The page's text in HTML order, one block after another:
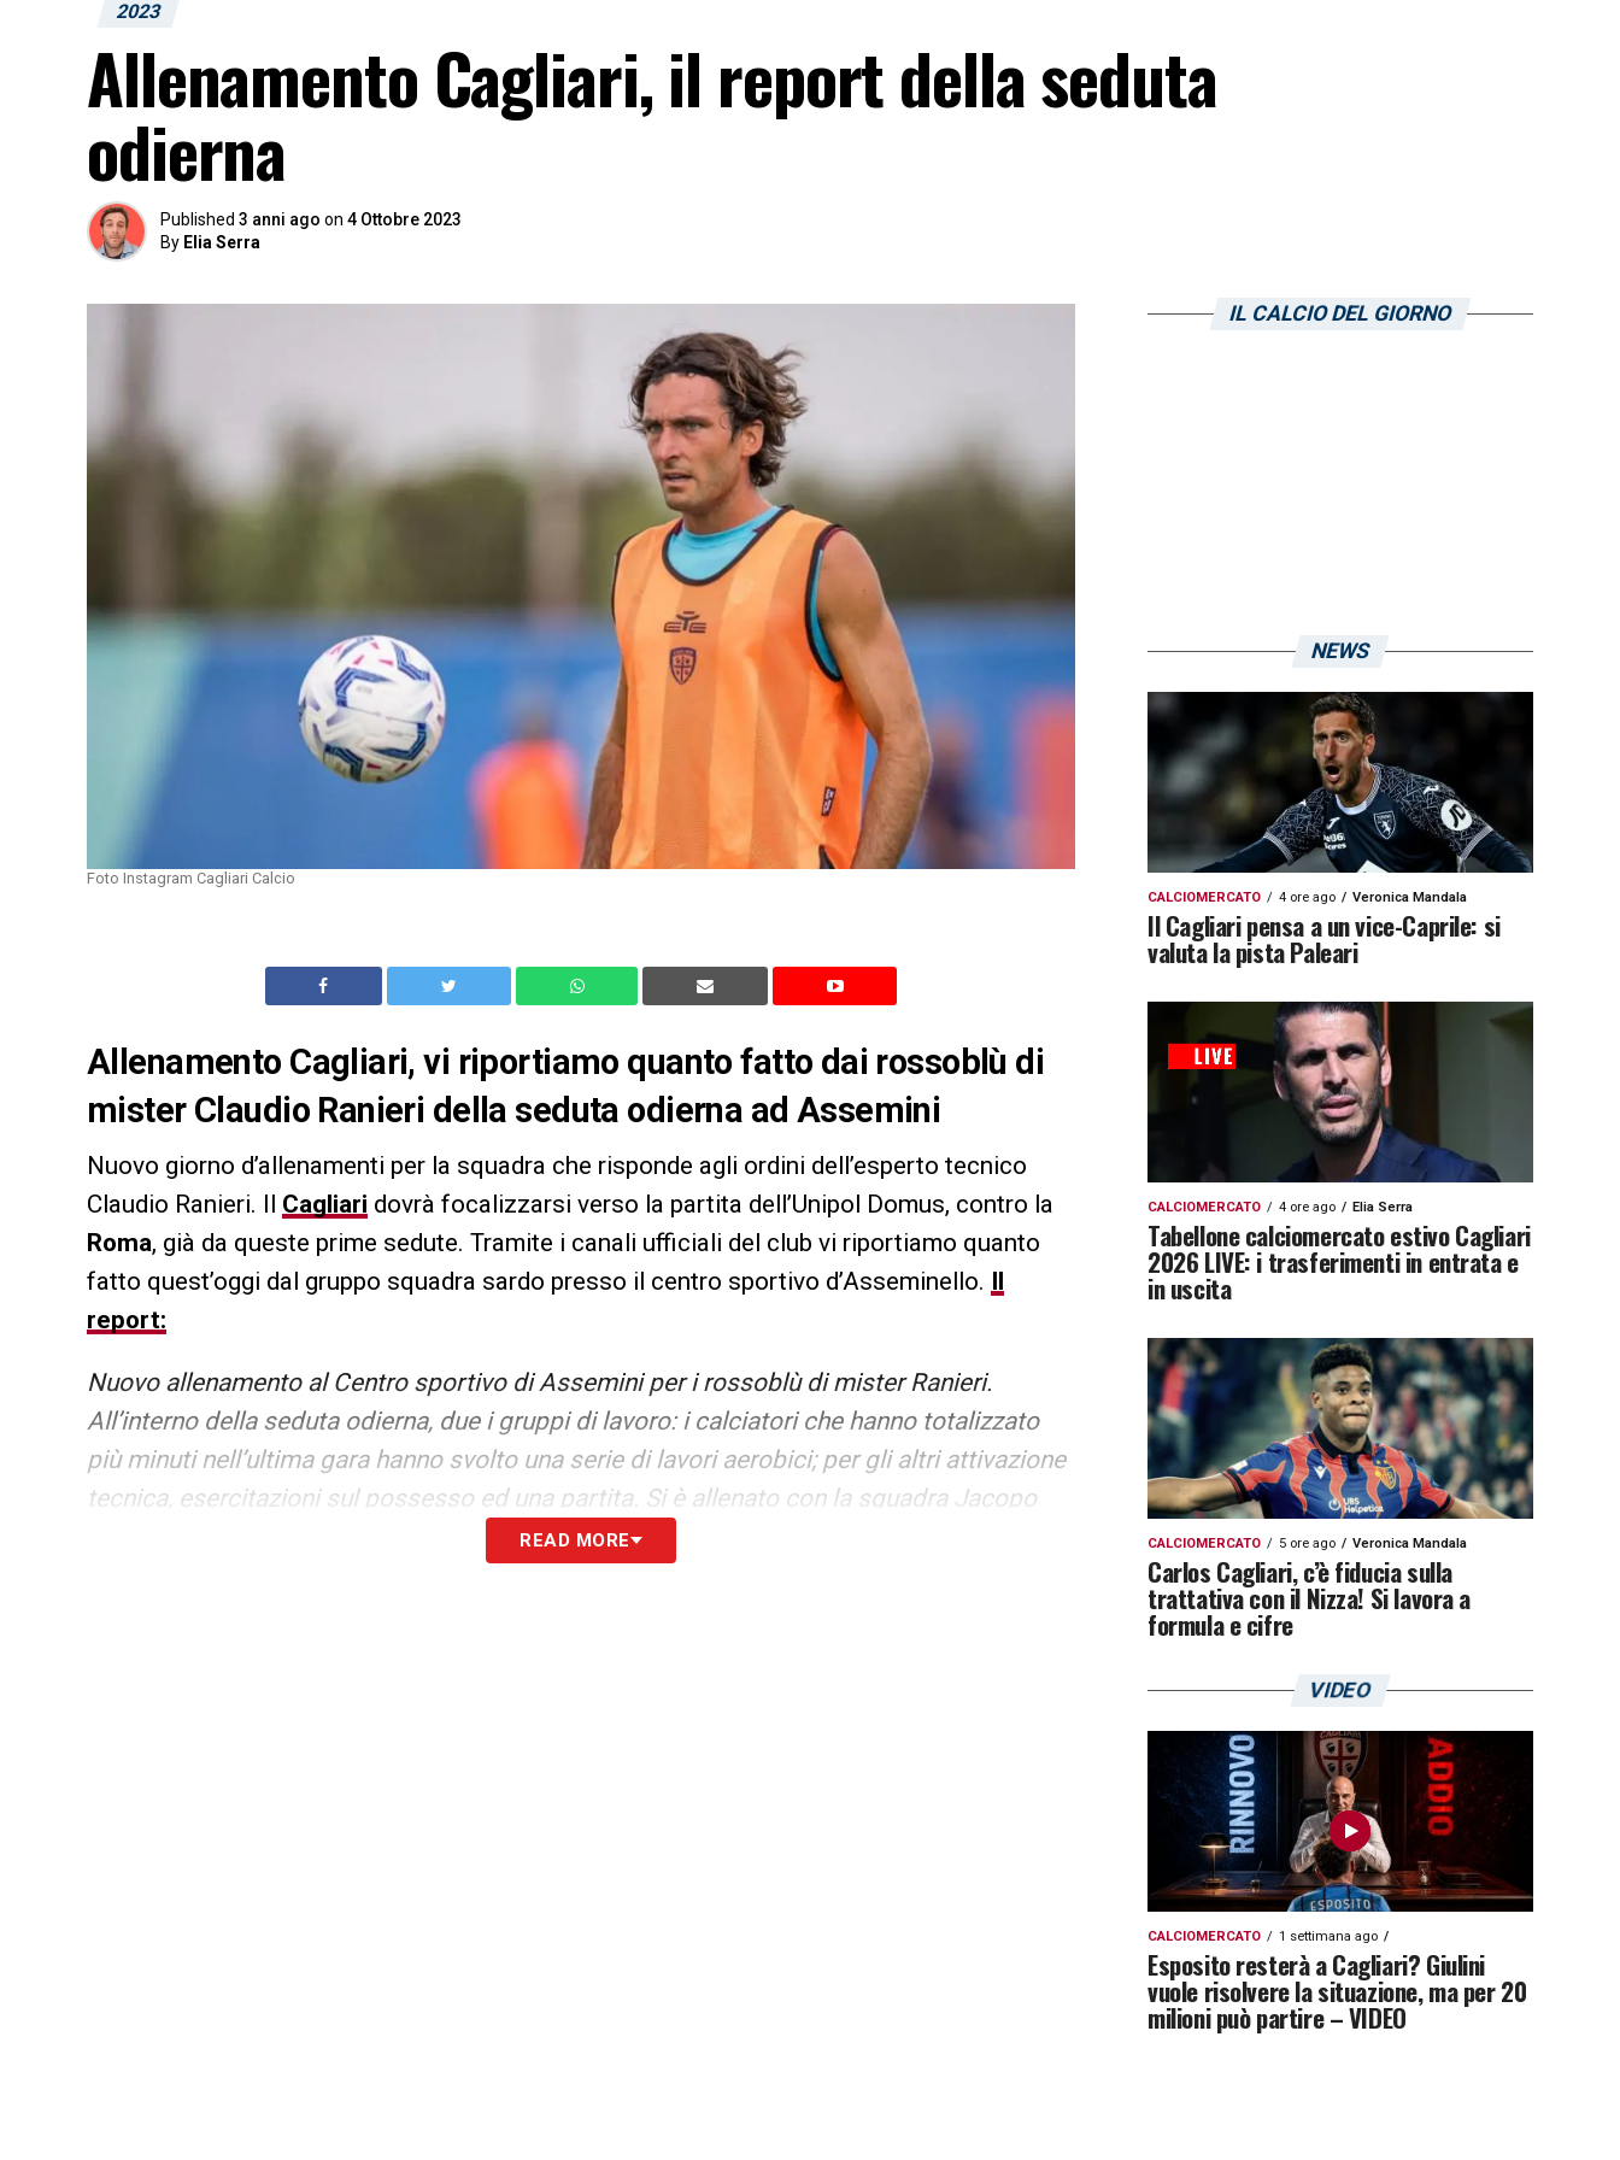
2023
Allenamento Cagliari, il report della seduta
odierna
Published 3 anni ago on 4 Ottobre 2023
By Elia Serra
Foto Instagram Cagliari Calcio
Allenamento Cagliari, vi riportiamo quanto fatto dai rossoblù di
mister Claudio Ranieri della seduta odierna ad Assemini
Nuovo giorno d’allenamenti per la squadra che risponde agli ordini dell’esperto tecnico
Claudio Ranieri. Il Cagliari dovrà focalizzarsi verso la partita dell’Unipol Domus, contro la
Roma, già da queste prime sedute. Tramite i canali ufficiali del club vi riportiamo quanto
fatto quest’oggi dal gruppo squadra sardo presso il centro sportivo d’Asseminello.
report:
Nuovo allenamento al Centro sportivo di Assemini per i rossoblù di mister Ranieri.
All’interno della seduta odierna, due i gruppi di lavoro: i calciatori che hanno totalizzato
più minuti nell’ultima gara hanno svolto una serie di lavori aerobici; per gli altri attivazione
tecnica, esercitazioni sul possesso ed una partita. Si è allenato con la squadra Jacopo
Desogus; parzialmente in gruppo Jakub Jankto. Lavori personalizzati per Zito Luvumbo,
READ MORE
IL CALCIO DEL GIORNO
NEWS
CALCIOMERCATO 4 ore ago Veronica Mandala
Il Cagliari pensa a un vice-Caprile: si
valuta la pista Paleari
CALCIOMERCATO 4 ore ago Elia Serra
Tabellone calciomercato estivo Cagliari
2026 LIVE: i trasferimenti in entrata e
in uscita
CALCIOMERCATO 5 ore ago Veronica Mandala
Carlos Cagliari, c’è fiducia sulla
trattativa con il Nizza! Si lavora a
formula e cifre
VIDEO
CALCIOMERCATO 1 settimana ago
Esposito resterà a Cagliari? Giulini
vuole risolvere la situazione, ma per 20
milioni può partire – VIDEO